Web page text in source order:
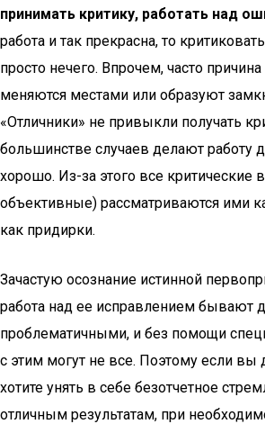
принимать критику, работать над
работа и так прекрасна, то
просто нечего. Впрочем, часто
меняются местами или образуют
«Отличники» не привыкли получать
большинстве случаев делают работу
хорошо. Из-за этого все
объективные) рассматриваются ими
как придирки.
Зачастую осознание истинной
работа над ее исправлением бывают
проблематичными, и без помощи
с этим могут не все. Поэтому если вы
хотите унять в себе безотчетное
отличным результатам, при